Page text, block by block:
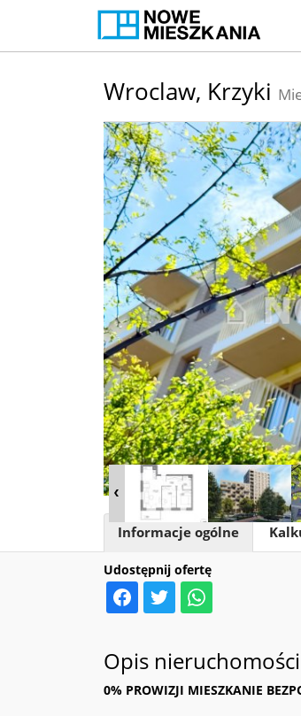
Wroclaw, Krzyki
+
−
Udostępnij ofertę
Informacje ogólne
Opis nieruchomości
0% PROWIZJI MIESZKANIE